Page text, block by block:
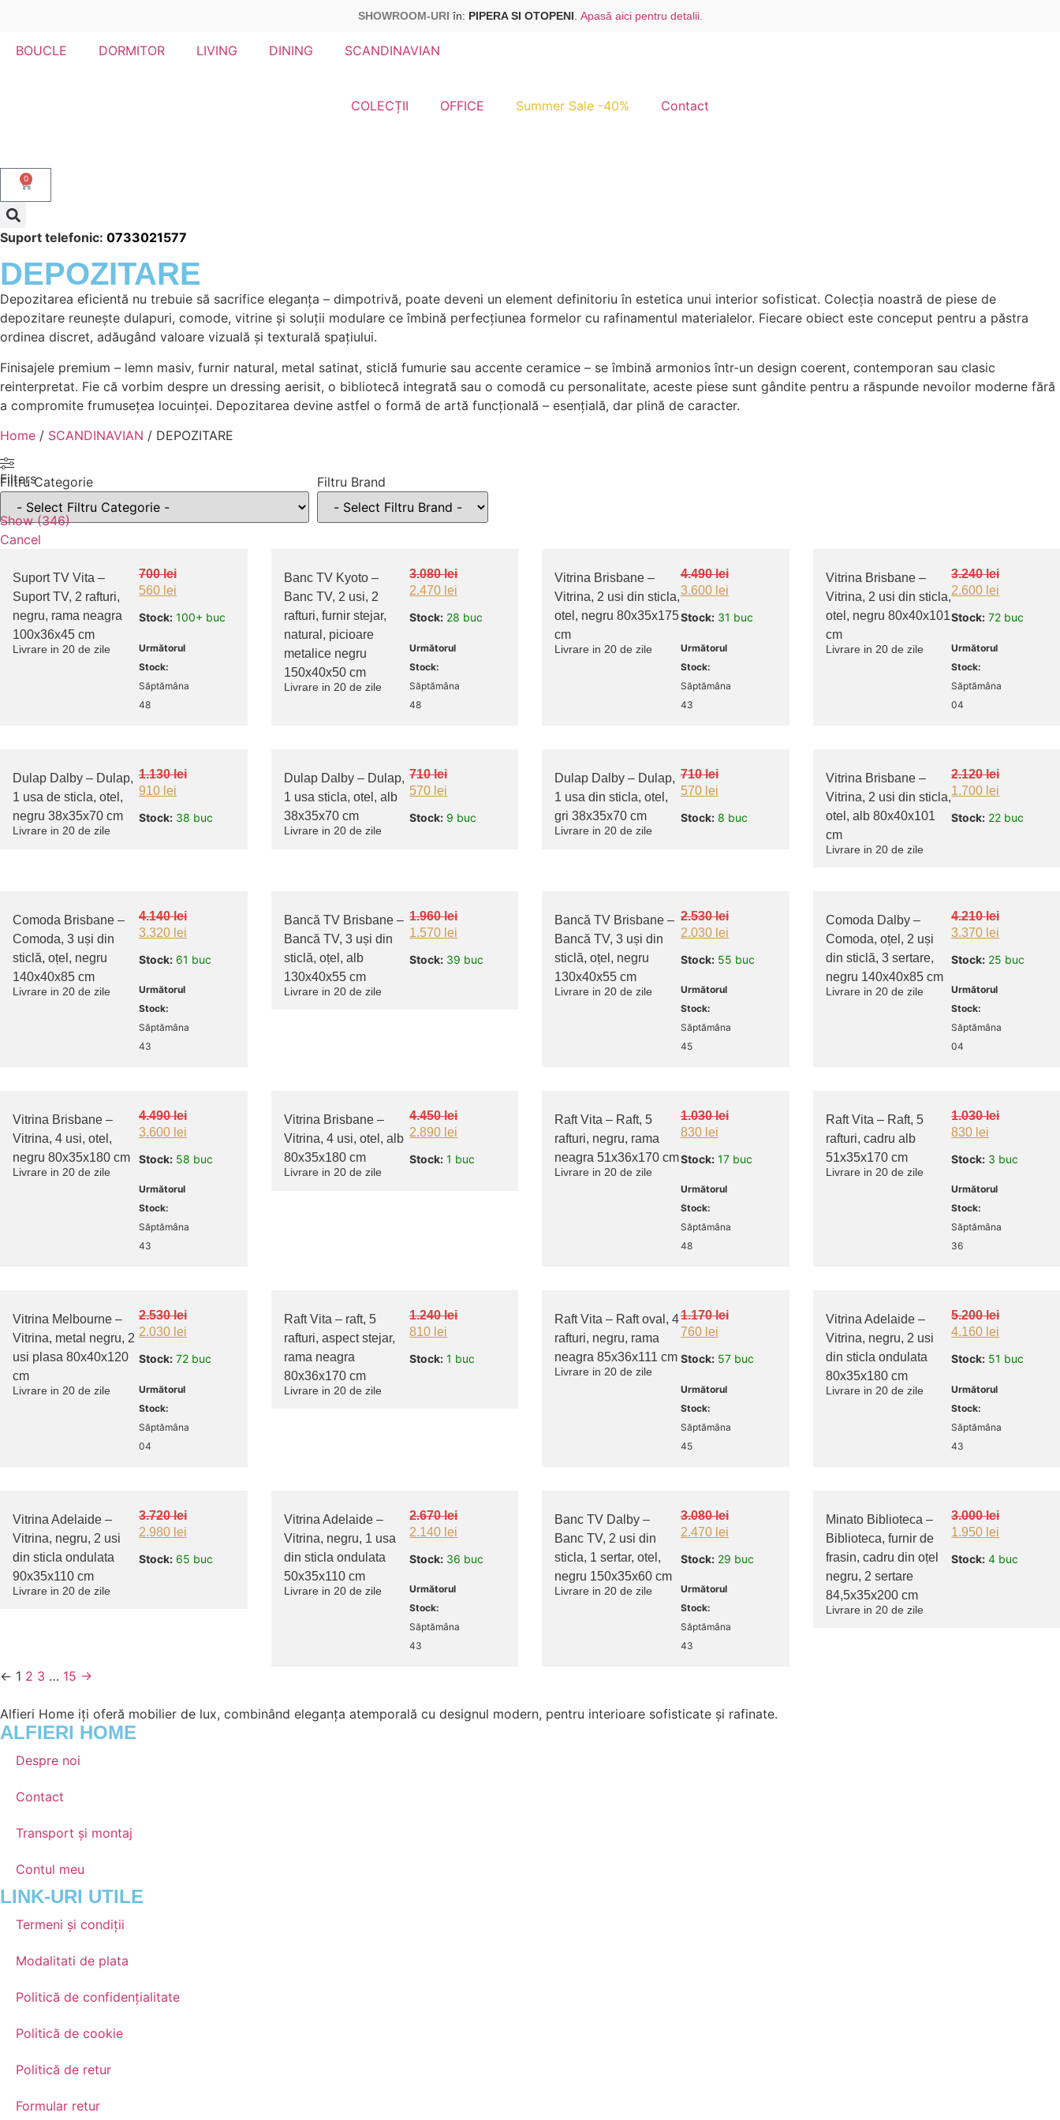
SHOWROOM-URI în: PIPERA SI OTOPENI Apasă aici pentru detalii.
BOUCLE DORMITOR LIVING DINING SCANDINAVIAN
COLECȚII OFFICE Summer Sale -40% Contact
0
Suport telefonic: 0733021577
DEPOZITARE
Depozitarea eficientă nu trebuie să sacrifice eleganța – dimpotrivă, poate deveni un element definitoriu în estetica unui interior sofisticat. Colecția noastră de piese de
depozitare reunește dulapuri, comode, vitrine și soluții modulare ce îmbină perfecțiunea formelor cu rafinamentul materialelor. Fiecare obiect este conceput pentru a păstra
ordinea discret, adăugând valoare vizuală și texturală spațiului.
Finisajele premium – lemn masiv, furnir natural, metal satinat, sticlă fumurie sau accente ceramice – se îmbină armonios într-un design coerent, contemporan sau clasic
reinterpretat. Fie că vorbim despre un dressing aerisit, o bibliotecă integrată sau o comodă cu personalitate, aceste piese sunt gândite pentru a răspunde nevoilor moderne fără
a compromite frumusețea locuinței. Depozitarea devine astfel o formă de artă funcțională – esențială, dar plină de caracter.
Home / SCANDINAVIAN / DEPOZITARE
Filters
Filtru Categorie Filtru Brand
Show(346)
Cancel
Suport TV Vita –
Suport TV, 2 rafturi,
negru, rama neagra
100x36x45 cm
Livrare in 20 de zile
700lei
560 lei
Stock: 100+ buc
Următorul
Stock:
Săptămâna
48
Banc TV Kyoto –
Banc TV, 2 usi, 2
rafturi, furnir stejar,
natural, picioare
metalice negru
150x40x50 cm
Livrare in 20 de zile
3.080lei
2.470 lei
Stock: 28 buc
Următorul
Stock:
Săptămâna
48
Vitrina Brisbane –
Vitrina, 2 usi din sticla,
otel, negru 80x35x175
cm
Livrare in 20 de zile
4.490lei
3.600 lei
Stock: 31 buc
Următorul
Stock:
Săptămâna
43
Vitrina Brisbane –
Vitrina, 2 usi din sticla,
otel, negru 80x40x101
cm
Livrare in 20 de zile
3.240lei
2.600 lei
Stock: 72 buc
Următorul
Stock:
Săptămâna
04
Dulap Dalby – Dulap,
1 usa de sticla, otel,
negru 38x35x70 cm
Livrare in 20 de zile
1.130lei
910 lei
Stock: 38 buc
Dulap Dalby – Dulap,
1 usa sticla, otel, alb
38x35x70 cm
Livrare in 20 de zile
710lei
570 lei
Stock: 9 buc
Dulap Dalby – Dulap,
1 usa din sticla, otel,
gri 38x35x70 cm
Livrare in 20 de zile
710lei
570 lei
Stock: 8 buc
Vitrina Brisbane –
Vitrina, 2 usi din sticla,
otel, alb 80x40x101
cm
Livrare in 20 de zile
2.120lei
1.700 lei
Stock: 22 buc
Comoda Brisbane –
Comoda, 3 uși din
sticlă, oțel, negru
140x40x85 cm
Livrare in 20 de zile
4.140lei
3.320 lei
Stock: 61 buc
Următorul
Stock:
Săptămâna
43
Bancă TV Brisbane –
Bancă TV, 3 uși din
sticlă, oțel, alb
130x40x55 cm
Livrare in 20 de zile
1.960lei
1.570 lei
Stock: 39 buc
Bancă TV Brisbane –
Bancă TV, 3 uși din
sticlă, oțel, negru
130x40x55 cm
Livrare in 20 de zile
2.530lei
2.030 lei
Stock: 55 buc
Următorul
Stock:
Săptămâna
45
Comoda Dalby –
Comoda, oțel, 2 uși
din sticlă, 3 sertare,
negru 140x40x85 cm
Livrare in 20 de zile
4.210lei
3.370 lei
Stock: 25 buc
Următorul
Stock:
Săptămâna
04
Vitrina Brisbane –
Vitrina, 4 usi, otel,
negru 80x35x180 cm
Livrare in 20 de zile
4.490lei
3.600 lei
Stock: 58 buc
Următorul
Stock:
Săptămâna
43
Vitrina Brisbane –
Vitrina, 4 usi, otel, alb
80x35x180 cm
Livrare in 20 de zile
4.450lei
2.890 lei
Stock: 1 buc
Raft Vita – Raft, 5
rafturi, negru, rama
neagra 51x36x170 cm
Livrare in 20 de zile
1.030lei
830 lei
Stock: 17 buc
Următorul
Stock:
Săptămâna
48
Raft Vita – Raft, 5
rafturi, cadru alb
51x35x170 cm
Livrare in 20 de zile
1.030lei
830 lei
Stock: 3 buc
Următorul
Stock:
Săptămâna
36
Vitrina Melbourne –
Vitrina, metal negru, 2
usi plasa 80x40x120
cm
Livrare in 20 de zile
2.530lei
2.030 lei
Stock: 72 buc
Următorul
Stock:
Săptămâna
04
Raft Vita – raft, 5
rafturi, aspect stejar,
rama neagra
80x36x170 cm
Livrare in 20 de zile
1.240lei
810 lei
Stock: 1 buc
Raft Vita – Raft oval, 4
rafturi, negru, rama
neagra 85x36x111 cm
Livrare in 20 de zile
1.170lei
760 lei
Stock: 57 buc
Următorul
Stock:
Săptămâna
45
Vitrina Adelaide –
Vitrina, negru, 2 usi
din sticla ondulata
80x35x180 cm
Livrare in 20 de zile
5.200lei
4.160 lei
Stock: 51 buc
Următorul
Stock:
Săptămâna
43
Vitrina Adelaide –
Vitrina, negru, 2 usi
din sticla ondulata
90x35x110 cm
Livrare in 20 de zile
3.720lei
2.980 lei
Stock: 65 buc
Vitrina Adelaide –
Vitrina, negru, 1 usa
din sticla ondulata
50x35x110 cm
Livrare in 20 de zile
2.670lei
2.140 lei
Stock: 36 buc
Următorul
Stock:
Săptămâna
43
Banc TV Dalby –
Banc TV, 2 usi din
sticla, 1 sertar, otel,
negru 150x35x60 cm
Livrare in 20 de zile
3.080lei
2.470 lei
Stock: 29 buc
Următorul
Stock:
Săptămâna
43
Minato Biblioteca –
Biblioteca, furnir de
frasin, cadru din oțel
negru, 2 sertare
84,5x35x200 cm
Livrare in 20 de zile
3.000lei
1.950 lei
Stock: 4 buc
<- 1 2 3 … 15 ->
Alfieri Home iți oferă mobilier de lux, combinând eleganța atemporală cu designul modern, pentru interioare sofisticate și rafinate.
ALFIERI HOME
Despre noi
Contact
Transport și montaj
Contul meu
LINK-URI UTILE
Termeni și condiții
Modalitati de plata
Politică de confidențialitate
Politică de cookie
Politică de retur
Formular retur